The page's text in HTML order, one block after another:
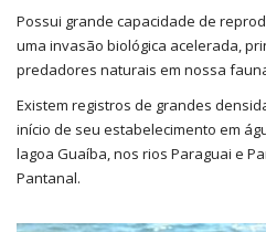
Possui grande capacidade de
uma invasão biológica acelerada,
predadores naturais em nossa
Existem registros de grandes
início de seu estabelecimento em
lagoa Guaíba, nos rios Paraguai e
Pantanal.